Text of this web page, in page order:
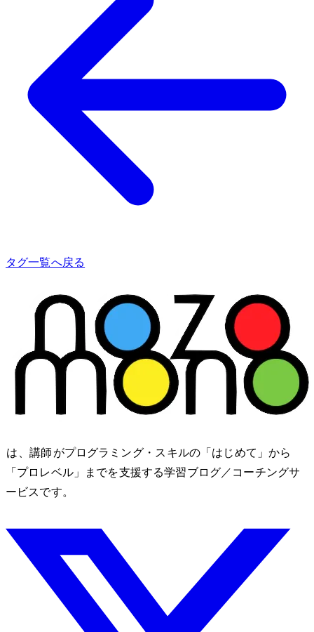
タグ一覧へ戻る
nozomono は、講師 shibomb がプログラミング・IT スキルの「はじめて」から
「プロレベル」までを支援する学習ブログ／コーチングサ
ービスです。